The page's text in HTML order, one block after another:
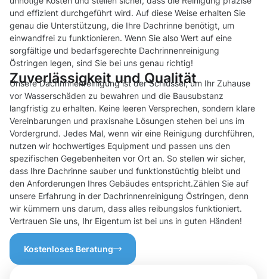
und effizient durchgeführt wird. Auf diese Weise erhalten Sie
genau die Unterstützung, die Ihre Dachrinne benötigt, um
einwandfrei zu funktionieren. Wenn Sie also Wert auf eine
sorgfältige und bedarfsgerechte Dachrinnenreinigung
Östringen legen, sind Sie bei uns genau richtig!
Zuverlässigkeit und Qualität
Unsere Dachrinnenreinigung ist der Schlüssel, um Ihr Zuhause
vor Wasserschäden zu bewahren und die Bausubstanz
langfristig zu erhalten. Keine leeren Versprechen, sondern klare
Vereinbarungen und praxisnahe Lösungen stehen bei uns im
Vordergrund. Jedes Mal, wenn wir eine Reinigung durchführen,
nutzen wir hochwertiges Equipment und passen uns den
spezifischen Gegebenheiten vor Ort an. So stellen wir sicher,
dass Ihre Dachrinne sauber und funktionstüchtig bleibt und
den Anforderungen Ihres Gebäudes entspricht.Zählen Sie auf
unsere Erfahrung in der Dachrinnenreinigung Östringen, denn
wir kümmern uns darum, dass alles reibungslos funktioniert.
Vertrauen Sie uns, Ihr Eigentum ist bei uns in guten Händen!
Kostenloses Beratung